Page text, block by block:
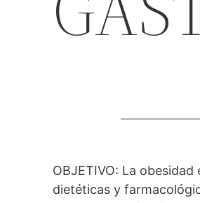
OBJETIVO: La
dietéticas y